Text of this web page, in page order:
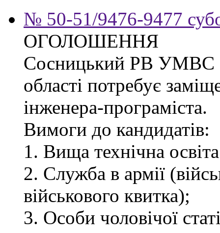
№ 50-51/9476-9477
ОГОЛОШЕННЯ
Сосницький РВ УМВС
області потребує
інженера-програміста.
Вимоги до кандидатів:
1. Вища технічна
2. Служба в армії
військового квитка);
3. Особи чоловічої